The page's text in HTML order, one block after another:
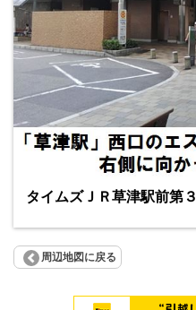
タイムズＪＲ草津駅前第３
周辺地図に戻る